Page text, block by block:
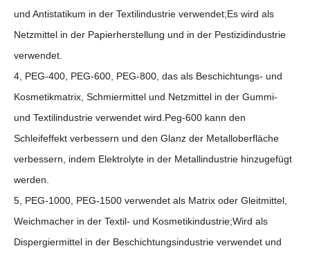
und Antistatikum in der Textilindustrie verwendet;Es wird als
Netzmittel in der Papierherstellung und in der Pestizidindustrie
verwendet.
4, PEG-400, PEG-600, PEG-800, das als Beschichtungs- und
Kosmetikmatrix, Schmiermittel und Netzmittel in der Gummi-
und Textilindustrie verwendet wird.Peg-600 kann den
Schleifeffekt verbessern und den Glanz der Metalloberfläche
verbessern, indem Elektrolyte in der Metallindustrie hinzugefügt
werden.
5, PEG-1000, PEG-1500 verwendet als Matrix oder Gleitmittel,
Weichmacher in der Textil- und Kosmetikindustrie;Wird als
Dispergiermittel in der Beschichtungsindustrie verwendet und